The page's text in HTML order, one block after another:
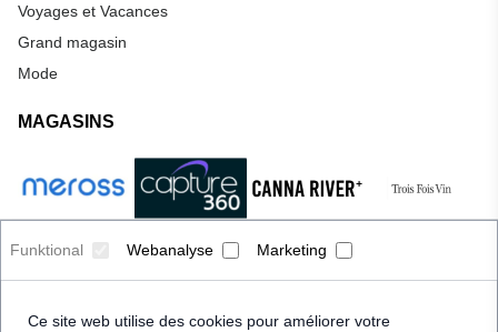
Funktional Webanalyse Marketing
Ce site web utilise des cookies pour améliorer votre
Voyages et Vacances
Grand magasin
Mode
MAGASINS